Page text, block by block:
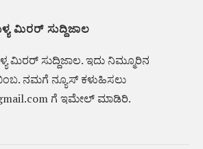
ಮಿರರ್ ಸುದ್ದಿಜಾಲ
ಮಿರರ್‌ ಸುದ್ದಿಜಾಲ. ಇದು ನಿಮ್ಮೂರಿನ
ನಮಗೆ ನ್ಯೂಸ್‌ ಕಳುಹಿಸಲು
ಗೆ ಇಮೇಲ್ ಮಾಡಿರಿ.